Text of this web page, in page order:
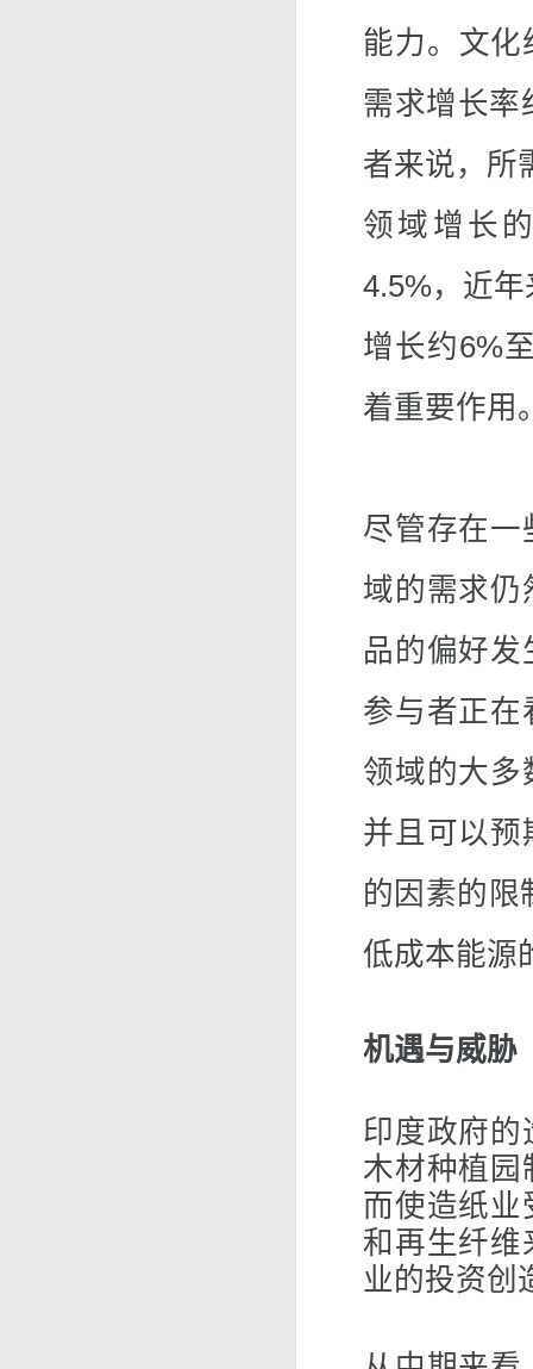
能力。文化
需求增长率
者来说，所
领域增长
4.5%，近
增长约6%
着重要作用
尽管存在一
域的需求仍
品的偏好
参与者正在
领域的大多
并且可以预
的因素的限
低成本能源
机遇与威胁
印度政府的
木材种植园
而使造纸
和再生纤维
业的投资创